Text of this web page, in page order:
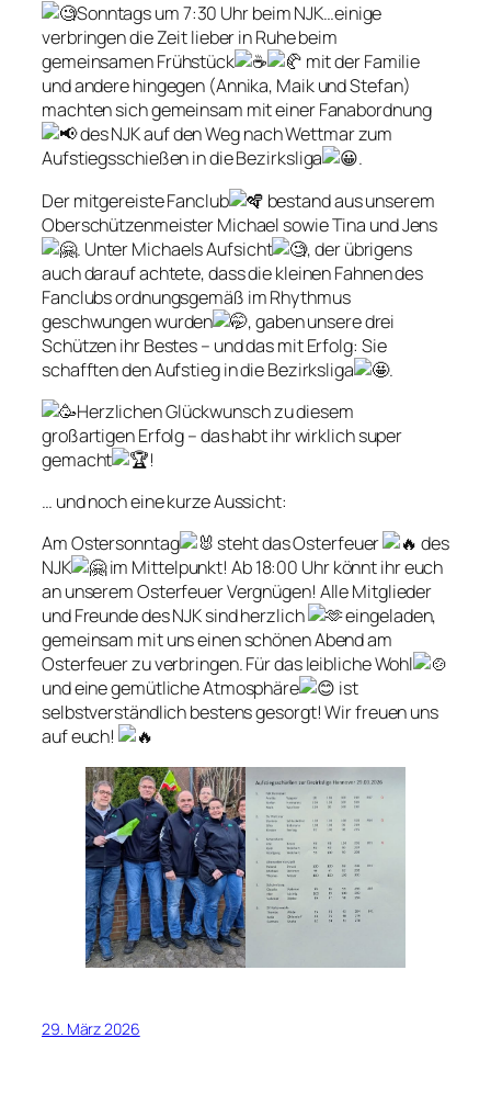
Sonntags um 7:30 Uhr beim NJK…einige
verbringen die Zeit lieber in Ruhe beim
gemeinsamen Frühstück
mit der Familie
und andere hingegen (Annika, Maik und Stefan)
machten sich gemeinsam mit einer Fanabordnung
des NJK auf den Weg nach Wettmar zum
Aufstiegsschießen in die Bezirksliga
.
Der mitgereiste Fanclub
bestand aus unserem
Oberschützenmeister Michael sowie Tina und Jens
. Unter Michaels Aufsicht
, der übrigens
auch darauf achtete, dass die kleinen Fahnen des
Fanclubs ordnungsgemäß im Rhythmus
geschwungen wurden
, gaben unsere drei
Schützen ihr Bestes – und das mit Erfolg: Sie
schafften den Aufstieg in die Bezirksliga
.
Herzlichen Glückwunsch zu diesem
großartigen Erfolg – das habt ihr wirklich super
gemacht
!
… und noch eine kurze Aussicht:
Am Ostersonntag
steht das Osterfeuer
des
NJK
im Mittelpunkt! Ab 18:00 Uhr könnt ihr euch
an unserem Osterfeuer Vergnügen! Alle Mitglieder
und Freunde des NJK sind herzlich
eingeladen,
gemeinsam mit uns einen schönen Abend am
Osterfeuer zu verbringen. Für das leibliche Wohl
und eine gemütliche Atmosphäre
ist
selbstverständlich bestens gesorgt! Wir freuen uns
auf euch!
29. März 2026